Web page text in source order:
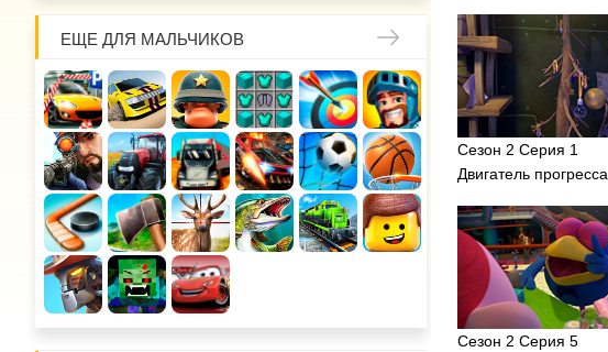
ЕЩЕ ДЛЯ МАЛЬЧИКОВ
Сезон 2 Серия 1
Двигатель прогресса
Сезон 2 Серия 5